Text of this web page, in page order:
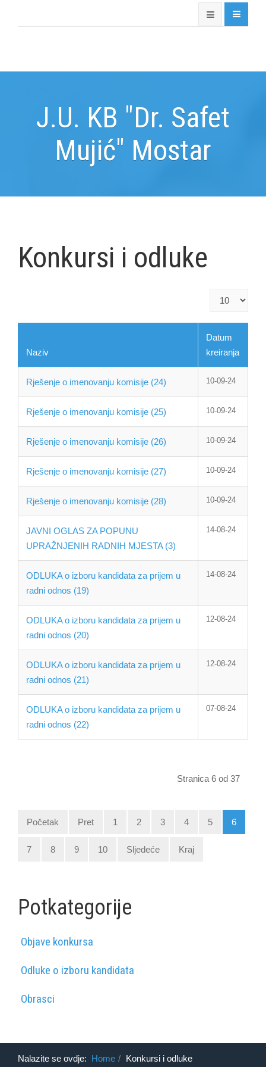
J.U. KB "Dr. Safet
Mujić" Mostar
Konkursi i odluke
Prikaz
Naziv
Datum
kreiranja
Rješenje o imenovanju komisije (24) 10-09-24
Rješenje o imenovanju komisije (25) 10-09-24
Rješenje o imenovanju komisije (26) 10-09-24
Rješenje o imenovanju komisije (27) 10-09-24
Rješenje o imenovanju komisije (28) 10-09-24
JAVNI OGLAS ZA POPUNU
UPRAŽNJENIH RADNIH MJESTA (3)
14-08-24
ODLUKA o izboru kandidata za prijem u
radni odnos (19)
14-08-24
ODLUKA o izboru kandidata za prijem u
radni odnos (20)
12-08-24
ODLUKA o izboru kandidata za prijem u
radni odnos (21)
12-08-24
ODLUKA o izboru kandidata za prijem u
radni odnos (22)
07-08-24
Stranica 6 od 37
Početak Pret 1 2 3 4 5 6
7 8 9 10 Sljedeće Kraj
Potkategorije
Objave konkursa
Odluke o izboru kandidata
Obrasci
Nalazite se ovdje: Home Konkursi i odluke